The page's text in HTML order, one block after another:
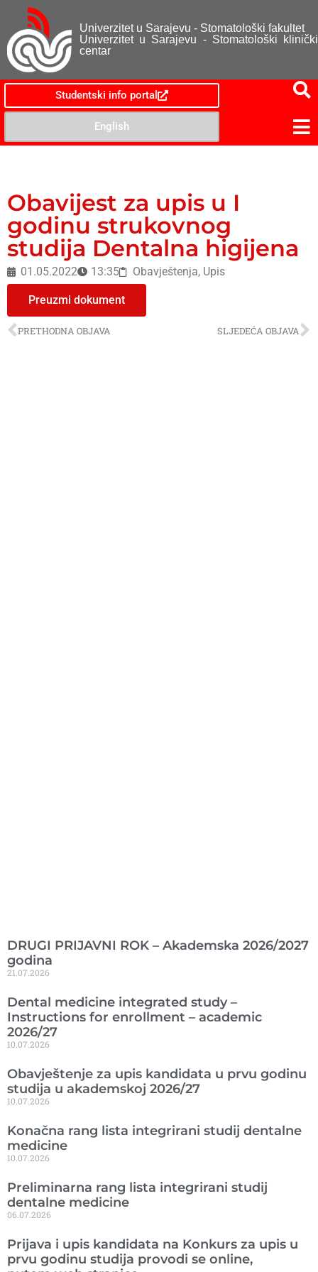
Univerzitet u Sarajevu - Stomatološki fakultet
Univerzitet u Sarajevu - Stomatološki klinički
centar
Studentski info portal
English
Obavijest za upis u I
godinu strukovnog
studija Dentalna higijena
01.05.2022 13:35 Obavještenja, Upis
Preuzmi dokument
PRETHODNA OBJAVA SLJEDEĆA OBJAVA
DRUGI PRIJAVNI ROK – Akademska 2026/2027
godina
21.07.2026
Dental medicine integrated study –
Instructions for enrollment – academic
2026/27
10.07.2026
Obavještenje za upis kandidata u prvu godinu
studija u akademskoj 2026/27
10.07.2026
Konačna rang lista integrirani studij dentalne
medicine
10.07.2026
Preliminarna rang lista integrirani studij
dentalne medicine
06.07.2026
Prijava i upis kandidata na Konkurs za upis u
prvu godinu studija provodi se online,